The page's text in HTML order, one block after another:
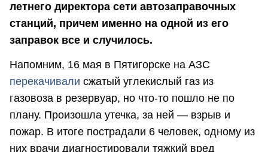
летнего директора сети автозаправочных
станций, причем именно на одной из его
заправок все и случилось.
Напомним, 16 мая в Пятигорске на АЗС
перекачивали сжатый углекислый газ из
газовоза в резервуар, но что-то пошло не по
плану. Произошла утечка, за ней — взрыв и
пожар. В итоге пострадали 6 человек, одному из
них врачи диагностировали тяжкий вред